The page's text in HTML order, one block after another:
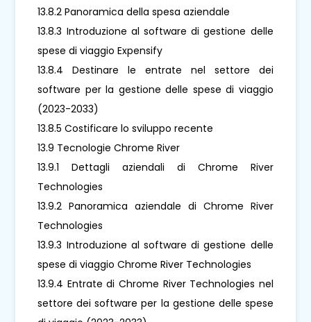
13.8.2 Panoramica della spesa aziendale
13.8.3 Introduzione al software di gestione delle
spese di viaggio Expensify
13.8.4 Destinare le entrate nel settore dei
software per la gestione delle spese di viaggio
(2023-2033)
13.8.5 Costificare lo sviluppo recente
13.9 Tecnologie Chrome River
13.9.1 Dettagli aziendali di Chrome River
Technologies
13.9.2 Panoramica aziendale di Chrome River
Technologies
13.9.3 Introduzione al software di gestione delle
spese di viaggio Chrome River Technologies
13.9.4 Entrate di Chrome River Technologies nel
settore dei software per la gestione delle spese